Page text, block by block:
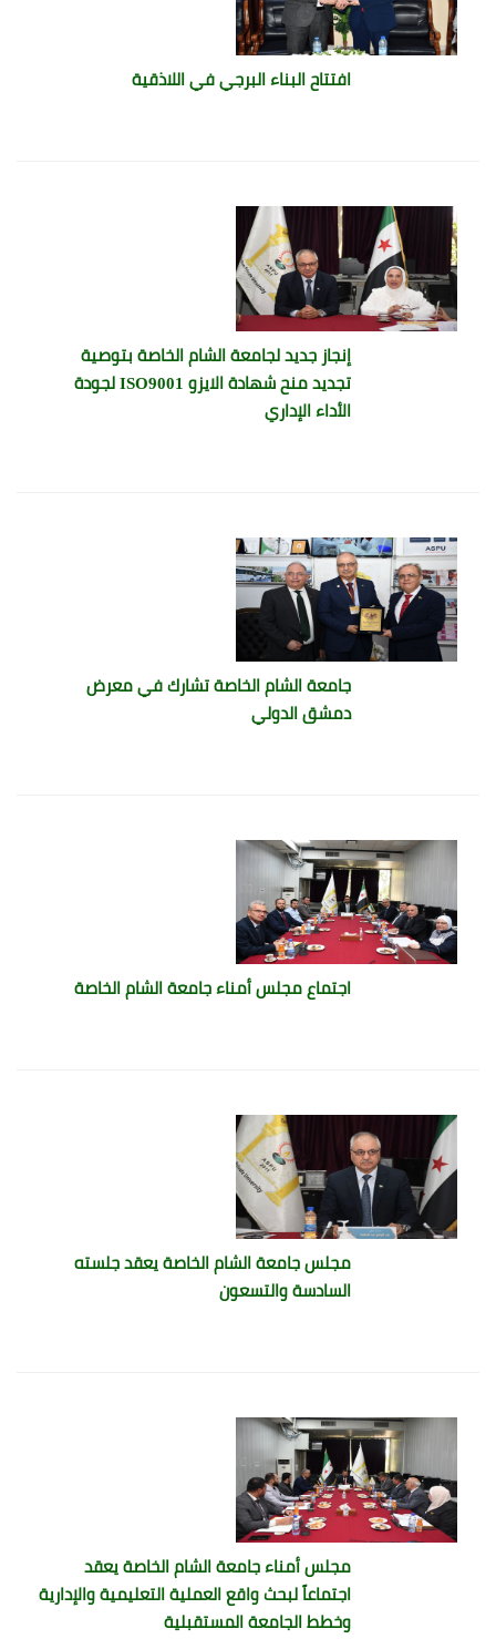
افتتاح البناء البرجي في اللاذقية
إنجاز جديد لجامعة الشام الخاصة بتوصية
تجديد منح شهادة الايزو ISO9001 لجودة
الأداء الإداري
جامعة الشام الخاصة تشارك في معرض
دمشق الدولي
اجتماع مجلس أمناء جامعة الشام الخاصة
مجلس جامعة الشام الخاصة يعقد جلسته
السادسة والتسعون
مجلس أمناء جامعة الشام الخاصة يعقد
اجتماعاً لبحث واقع العملية التعليمية والإدارية
وخطط الجامعة المستقبلية